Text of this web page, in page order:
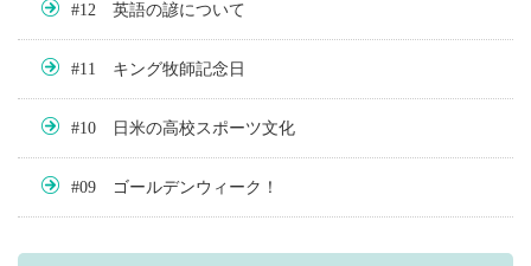
#12 英語の諺について
#11 キング牧師記念日
#10 日米の高校スポーツ文化
#09 ゴールデンウィーク！